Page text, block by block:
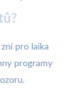
pro laika
programy